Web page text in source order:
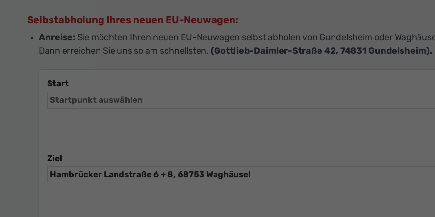
Selbstabholung Ihres neuen EU-Neuwagen:
Anreise: Sie möchten Ihren neuen EU-Neuwagen selbst abholen von Gundelsheim oder
Dann erreichen Sie uns so am schnellsten. (Gottlieb-Daimler-Straße 42, 74831 Gundelsheim).
Start
Ziel